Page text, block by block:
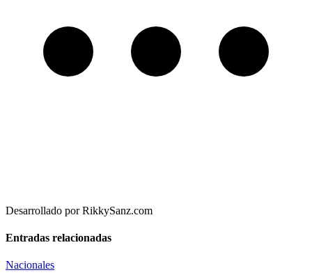
Desarrollado por RikkySanz.com
Entradas relacionadas
Nacionales